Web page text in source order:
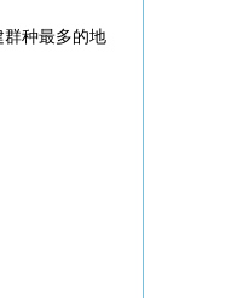
种最多的地